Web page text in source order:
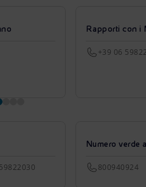
Rapporti con i
+39 06
Numero verde
800940924